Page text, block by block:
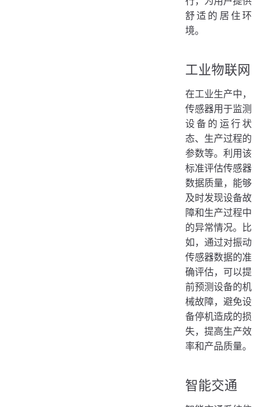
舒适的居住环
境。
工业物联网
在工业生产中，
传感器用于监测
设备的运行状
态、生产过程的
参数等。利用该
标准评估传感器
数据质量，能够
及时发现设备故
障和生产过程中
的异常情况。比
如，通过对振动
传感器数据的准
确评估，可以提
前预测设备的机
械故障，避免设
备停机造成的损
失，提高生产效
率和产品质量。
智能交通